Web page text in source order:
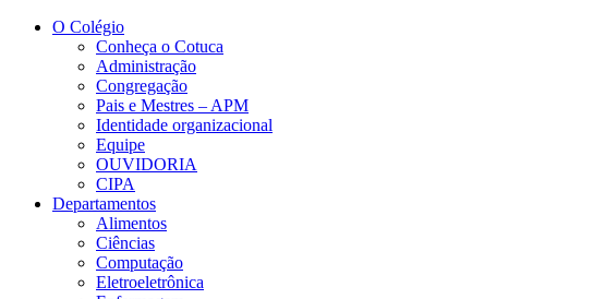
Conteúdo principal
O Colégio
Conheça o Cotuca
Administração
Congregação
Pais e Mestres – APM
Identidade organizacional
Equipe
OUVIDORIA
CIPA
Departamentos
Alimentos
Ciências
Computação
Eletroeletrônica